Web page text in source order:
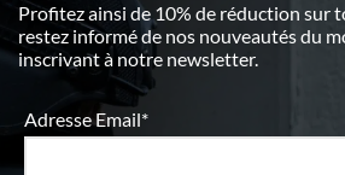
Profitez ainsi de 10% de réduction sur
restez informé de nos nouveautés du
inscrivant à notre newsletter.
Adresse Email*